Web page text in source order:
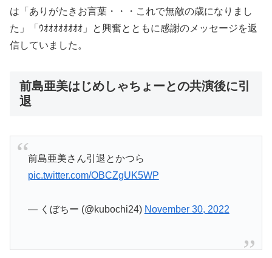
は「ありがたきお言葉・・・これで無敵の歳になりまし
た」「ｳｵｵｵｵｵｵｵｵ」と興奮とともに感謝のメッセージを返
信していました。
前島亜美はじめしゃちょーとの共演後に引
退
前島亜美さん引退とかつら
pic.twitter.com/OBCZgUK5WP
— くぼちー (@kubochi24) November 30, 2022